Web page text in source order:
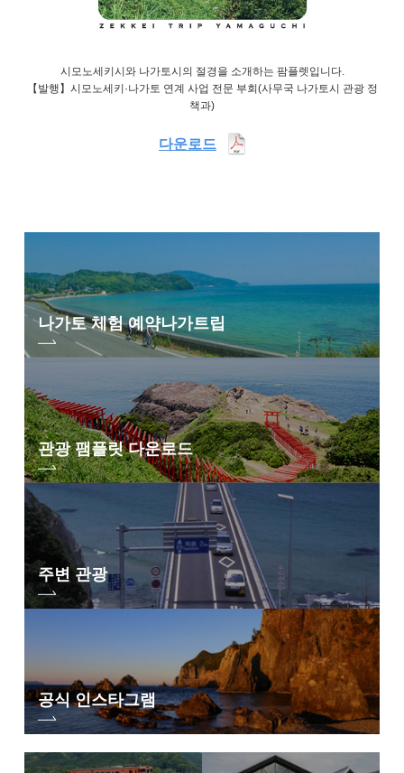
시모노세키시와 나가토시의 절경을 소개하는 팜플렛입니다.
【발행】시모노세키·나가토 연계 사업 전문 부회(사무국 나가토시 관광 정
책과)
다운로드
나가토 체험 예약나가트립
관광 팸플릿 다운로드
주변 관광
공식 인스타그램